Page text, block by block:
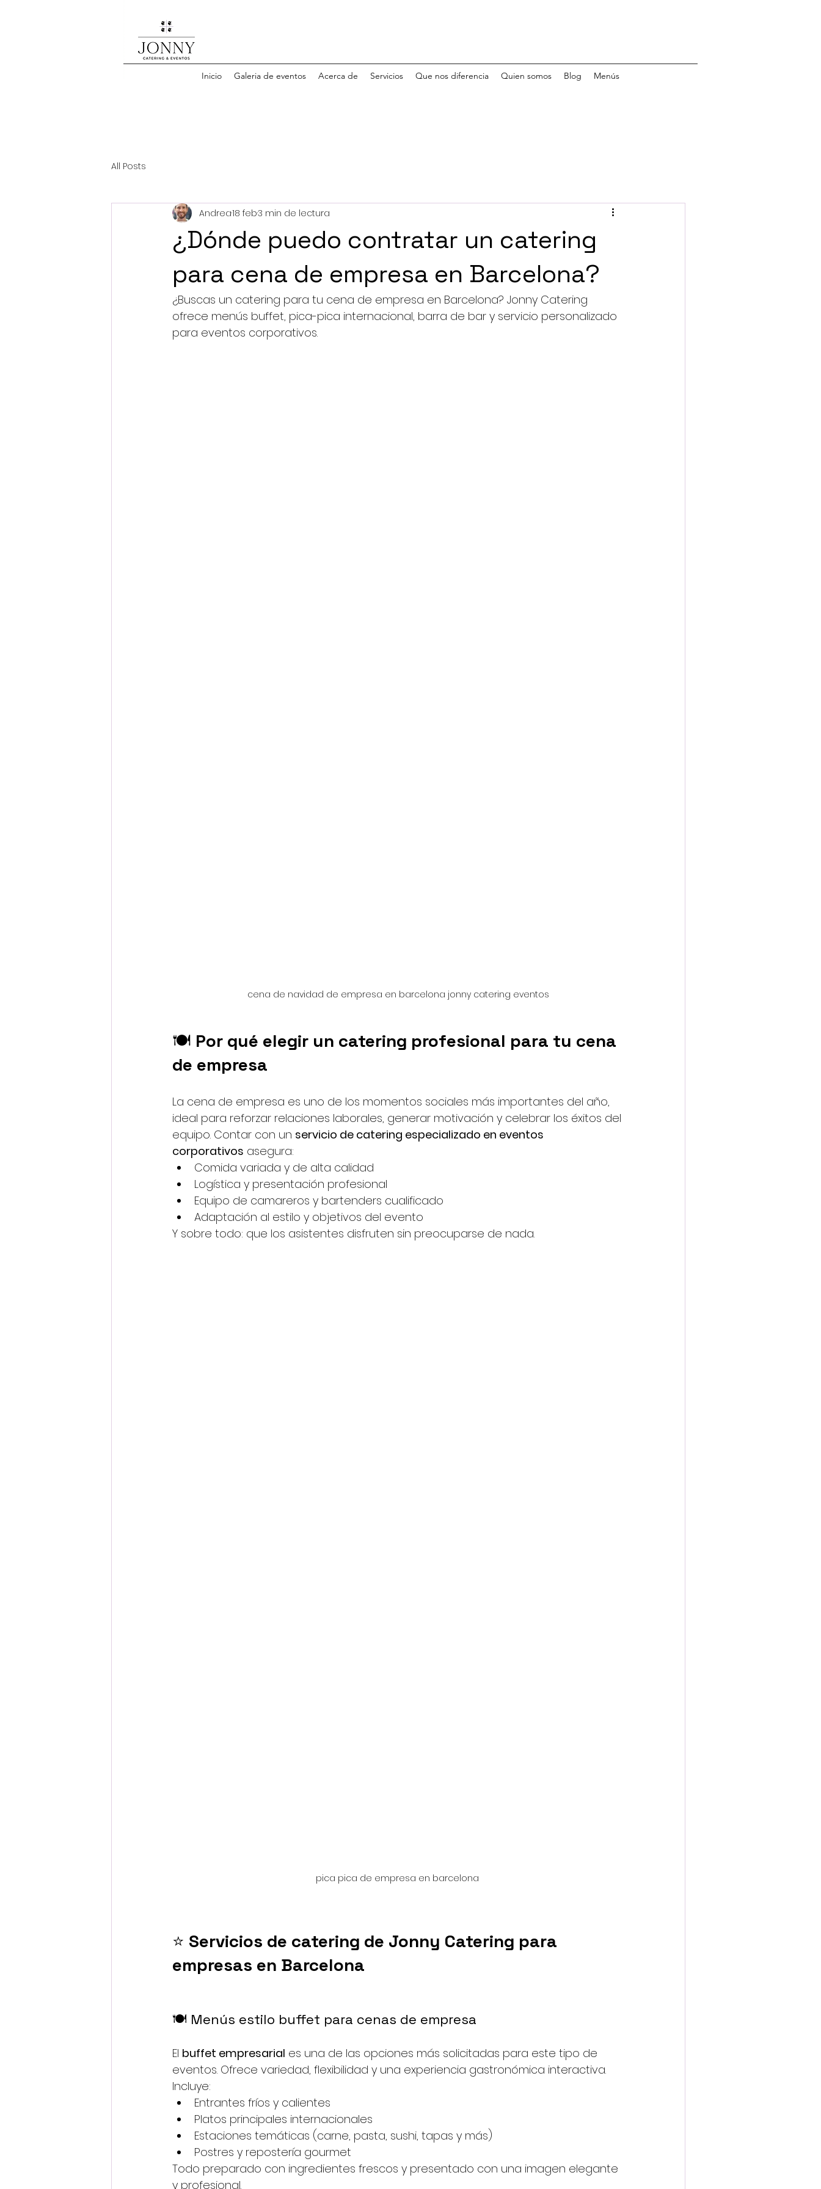
Inicio Galeria de eventos Acerca de Servicios Que nos diferencia Quien somos Blog Menús
All Posts
¿Dónde puedo contratar un catering
para cena de empresa en Barcelona?
Andrea18 feb3 min de lectura
¿Buscas un catering para tu cena de empresa en Barcelona? Jonny Catering
ofrece menús buffet, pica-pica internacional, barra de bar y servicio personalizado
para eventos corporativos.
cena de navidad de empresa en barcelona jonny catering eventos
🍽️ Por qué elegir un catering profesional para tu cena
de empresa
La cena de empresa es uno de los momentos sociales más importantes del año,
ideal para reforzar relaciones laborales, generar motivación y celebrar los éxitos del
equipo. Contar con un servicio de catering especializado en eventos
corporativos asegura:
Comida variada y de alta calidad
Logística y presentación profesional
Equipo de camareros y bartenders cualificado
Adaptación al estilo y objetivos del evento
Y sobre todo: que los asistentes disfruten sin preocuparse de nada.
pica pica de empresa en barcelona
⭐ Servicios de catering de Jonny Catering para
empresas en Barcelona
🍽️ Menús estilo buffet para cenas de empresa
El buffet empresarial es una de las opciones más solicitadas para este tipo de
eventos. Ofrece variedad, flexibilidad y una experiencia gastronómica interactiva.
Incluye:
Entrantes fríos y calientes
Platos principales internacionales
Estaciones temáticas (carne, pasta, sushi, tapas y más)
Postres y repostería gourmet
Todo preparado con ingredientes frescos y presentado con una imagen elegante
y profesional.